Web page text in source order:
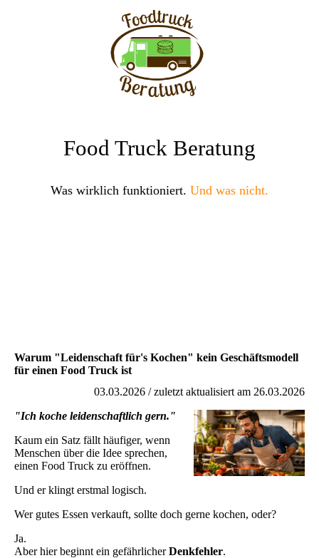
Food Truck Beratung
Was wirklich funktioniert. Und was nicht.
Warum "Leidenschaft für's Kochen" kein Geschäftsmodell
für einen Food Truck ist
03.03.2026 / zuletzt aktualisiert am 26.03.2026
"Ich koche leidenschaftlich gern."
Kaum ein Satz fällt häufiger, wenn
Menschen über die Idee sprechen,
einen Food Truck zu eröffnen.
Und er klingt erstmal logisch.
Wer gutes Essen verkauft, sollte doch gerne kochen, oder?
Ja.
Aber hier beginnt ein gefährlicherDenkfehler.